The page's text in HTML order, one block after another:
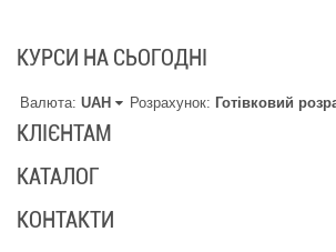
КУРСИ НА СЬОГОДНІ
Валюта: UAH Розрахунок: Готівковий
КЛІЄНТАМ
КАТАЛОГ
КОНТАКТИ